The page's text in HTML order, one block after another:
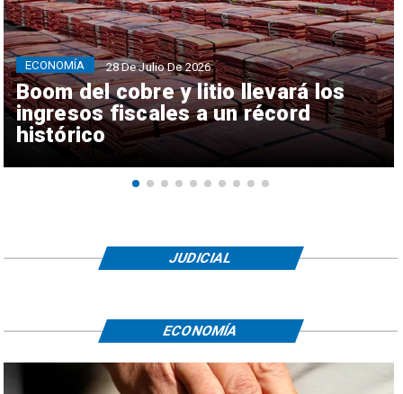
Boom del cobre y litio llevará los
ingresos fiscales a un récord
histórico
ECONOMÍA 28 De Julio De 2026
JUDICIAL
ECONOMÍA